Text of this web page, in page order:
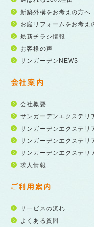
新築外構をお考えの方へ
お庭リフォームをお考え
最新チラシ情報
お客様の声
サンガーデンNEWS
会社案内
会社概要
サンガーデンエクステリ
サンガーデンエクステリ
サンガーデンエクステリ
サンガーデンエクステリ
求人情報
ご利用案内
サービスの流れ
よくある質問